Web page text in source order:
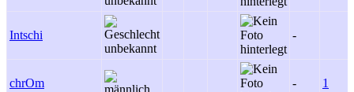
Intschi -
chrOm - 1